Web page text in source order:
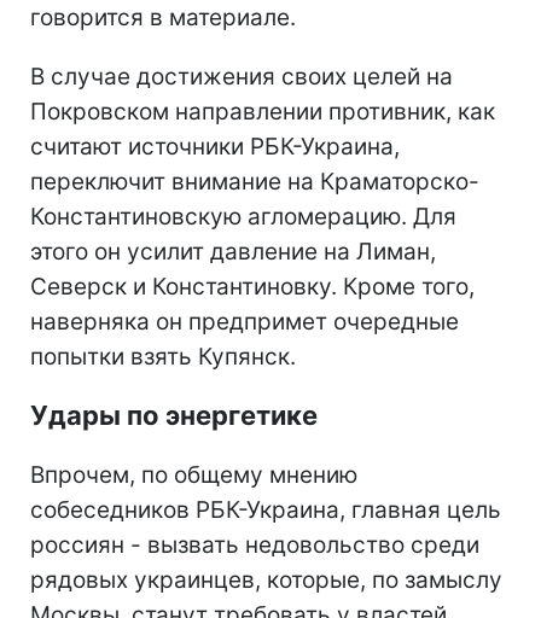
говорится в материале.
В случае достижения своих целей на
Покровском направлении противник, как
считают источники РБК-Украина,
переключит внимание на Краматорско-
Константиновскую агломерацию. Для
этого он усилит давление на Лиман,
Северск и Константиновку. Кроме того,
наверняка он предпримет очередные
попытки взять Купянск.
Удары по энергетике
Впрочем, по общему мнению
собеседников РБК-Украина, главная цель
россиян - вызвать недовольство среди
рядовых украинцев, которые, по замыслу